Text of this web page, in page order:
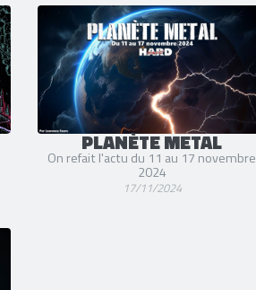
PLANÈTE METAL
On refait l'actu du 11 au 17 novembre
2024
17/11/2024